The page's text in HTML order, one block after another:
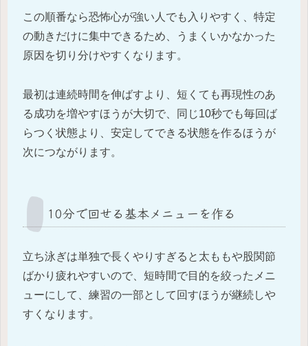
この順番なら恐怖心が強い人でも入りやすく、特定
の動きだけに集中できるため、うまくいかなかった
原因を切り分けやすくなります。
最初は連続時間を伸ばすより、短くても再現性のあ
る成功を増やすほうが大切で、同じ10秒でも毎回ば
らつく状態より、安定してできる状態を作るほうが
次につながります。
10分で回せる基本メニューを作る
立ち泳ぎは単独で長くやりすぎると太ももや股関節
ばかり疲れやすいので、短時間で目的を絞ったメニ
ューにして、練習の一部として回すほうが継続しや
すくなります。